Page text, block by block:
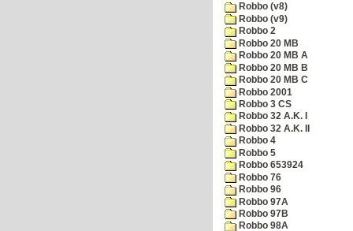
Robbo (v8)
Robbo (v9)
Robbo 2
Robbo 20 MB
Robbo 20 MB A
Robbo 20 MB B
Robbo 20 MB C
Robbo 2001
Robbo 3 CS
Robbo 32 A.K. I
Robbo 32 A.K. II
Robbo 4
Robbo 5
Robbo 653924
Robbo 76
Robbo 96
Robbo 97A
Robbo 97B
Robbo 98A